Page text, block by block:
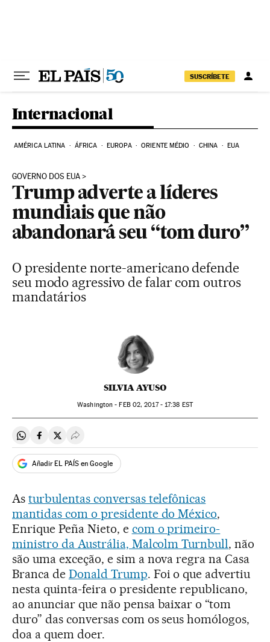
SUSCRÍBETE
Internacional
AMÉRICA LATINA ÁFRICA EUROPA ORIENTE MÉDIO CHINA EUA
GOVERNO DOS EUA
Trump adverte a líderes
mundiais que não
abandonará seu “tom duro”
O presidente norte-americano defende
seu modo agressivo de falar com outros
mandatários
SILVIA AYUSO
Washington -FEB02, 2017 - 17:38 EST
Compartir en Whatsapp
Compartir en Facebook
Compartir en Twitter
Desplegar Redes Sociales
Añadir EL PAÍS en Google
As turbulentas conversas telefônicas
mantidas com o presidente do México,
Enrique Peña Nieto, e com o primeiro-
ministro da Austrália, Malcolm Turnbull, não
são uma exceção, e sim a nova regra na Casa
Branca de Donald Trump. Foi o que advertiu
nesta quinta-feira o presidente republicano,
ao anunciar que não pensa baixar o “tom
duro” das conversas com os seus homólogos,
doa a quem doer.